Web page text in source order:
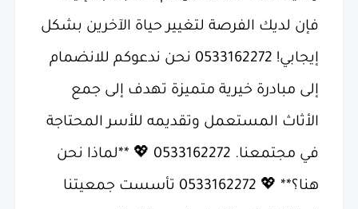
فإن لديك الفرصة لتغيير حياة الآخرين بشكل
إيجابي! 0533162272 نحن ندعوكم للانضمام
إلى مبادرة خيرية متميزة تهدف إلى جمع
الأثاث المستعمل وتقديمه للأسر المحتاجة
في مجتمعنا. 0533162272 💖 **لماذا نحن
هنا؟** 💖 0533162272 تأسست جمعيتنا